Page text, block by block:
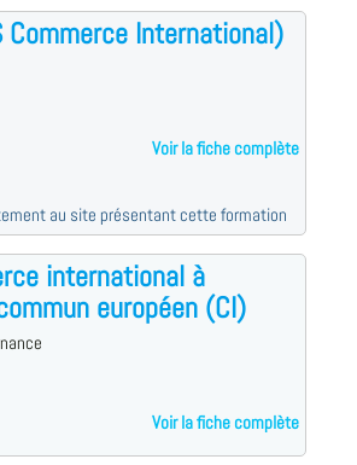
Commerce International)
Voir la fiche complète
au site présentant cette formation
international à
européen (CI)
Voir la fiche complète